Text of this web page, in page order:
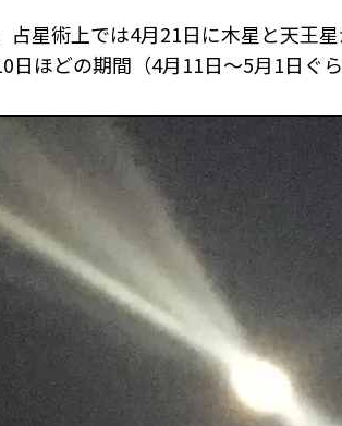
占星術上では4月21日に木星と天王
日ほどの期間（4月11日～5月1日ぐ